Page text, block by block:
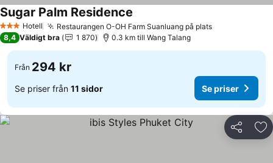
3 StjärnorHotell Restaurangen O-OH Farm Suanluang på plats
Sugar Palm Residence
8,4 Väldigt bra 1 870 0.3 km till Wang Talang
Från 294 kr
Se priser från 11 sidor Se priser
Dela